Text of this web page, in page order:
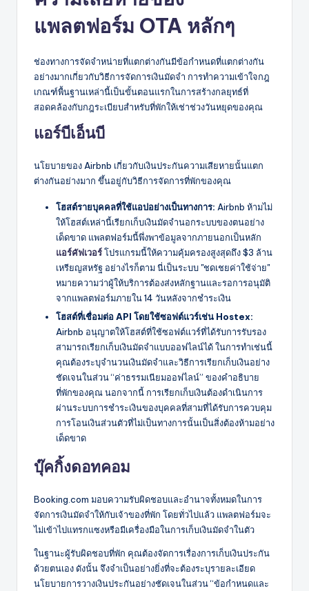
แพลตฟอร์ม OTA หลักๆ
ช่องทางการจัดจำหน่ายที่แตกต่างกันมีข้อกำหนดที่แตกต่างกัน
อย่างมากเกี่ยวกับวิธีการจัดการเงินมัดจำ การทำความเข้าใจกฎ
เกณฑ์พื้นฐานเหล่านี้เป็นขั้นตอนแรกในการสร้างกลยุทธ์ที่
สอดคล้องกับกฎระเบียบสำหรับที่พักให้เช่าช่วงวันหยุดของคุณ
แอร์บีเอ็นบี
นโยบายของ Airbnb เกี่ยวกับเงินประกันความเสียหายนั้นแตก
ต่างกันอย่างมาก ขึ้นอยู่กับวิธีการจัดการที่พักของคุณ
โฮสต์รายบุคคลที่ใช้แอปอย่างเป็นทางการ: Airbnb ห้ามไม่
ให้โฮสต์เหล่านี้เรียกเก็บเงินมัดจำนอกระบบของตนอย่าง
เด็ดขาด แพลตฟอร์มนี้พึ่งพาข้อมูลจากภายนอกเป็นหลัก
แอร์คัฟเวอร์โปรแกรมนี้ให้ความคุ้มครองสูงสุดถึง $3 ล้าน
เหรียญสหรัฐ อย่างไรก็ตาม นี่เป็นระบบ "ชดเชยค่าใช้จ่าย"
หมายความว่าผู้ให้บริการต้องส่งหลักฐานและรอการอนุมัติ
จากแพลตฟอร์มภายใน 14 วันหลังจากชำระเงิน
โฮสต์ที่เชื่อมต่อ API โดยใช้ซอฟต์แวร์เช่น Hostex:
Airbnb อนุญาตให้โฮสต์ที่ใช้ซอฟต์แวร์ที่ได้รับการรับรอง
สามารถเรียกเก็บเงินมัดจำแบบออฟไลน์ได้ ในการทำเช่นนี้
คุณต้องระบุจำนวนเงินมัดจำและวิธีการเรียกเก็บเงินอย่าง
ชัดเจนในส่วน “ค่าธรรมเนียมออฟไลน์” ของคำอธิบาย
ที่พักของคุณ นอกจากนี้ การเรียกเก็บเงินต้องดำเนินการ
ผ่านระบบการชำระเงินของบุคคลที่สามที่ได้รับการควบคุม
การโอนเงินส่วนตัวที่ไม่เป็นทางการนั้นเป็นสิ่งต้องห้ามอย่าง
เด็ดขาด
บุ๊คกิ้งดอทคอม
Booking.com มอบความรับผิดชอบและอำนาจทั้งหมดในการ
จัดการเงินมัดจำให้กับเจ้าของที่พัก โดยทั่วไปแล้ว แพลตฟอร์มจะ
ไม่เข้าไปแทรกแซงหรือมีเครื่องมือในการเก็บเงินมัดจำในตัว
ในฐานะผู้รับผิดชอบที่พัก คุณต้องจัดการเรื่องการเก็บเงินประกัน
ด้วยตนเอง ดังนั้น จึงจำเป็นอย่างยิ่งที่จะต้องระบุรายละเอียด
นโยบายการวางเงินประกันอย่างชัดเจนในส่วน “ข้อกำหนดและ